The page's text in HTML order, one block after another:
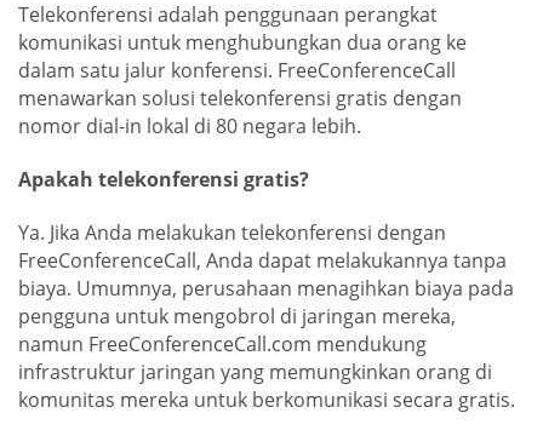
Telekonferensi adalah penggunaan perangkat
komunikasi untuk menghubungkan dua orang ke
dalam satu jalur konferensi. FreeConferenceCall
menawarkan solusi telekonferensi gratis dengan
nomor dial-in lokal di 80 negara lebih.
Apakah telekonferensi gratis?
Ya. Jika Anda melakukan telekonferensi dengan
FreeConferenceCall, Anda dapat melakukannya tanpa
biaya. Umumnya, perusahaan menagihkan biaya pada
pengguna untuk mengobrol di jaringan mereka,
namun FreeConferenceCall.com mendukung
infrastruktur jaringan yang memungkinkan orang di
komunitas mereka untuk berkomunikasi secara gratis.